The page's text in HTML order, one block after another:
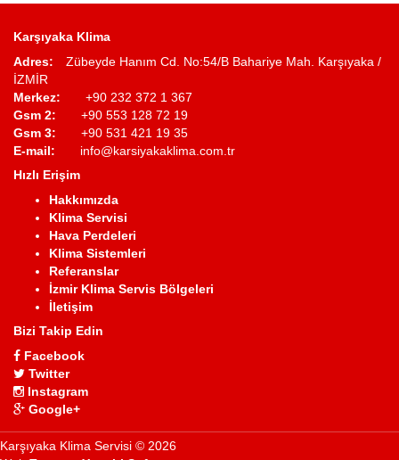
Karşıyaka Klima
Adres: Zübeyde Hanım Cd. No:54/B Bahariye Mah. Karşıyaka /
İZMİR
Merkez: +90 232 372 1 367
Gsm 2: +90 553 128 72 19
Gsm 3: +90 531 421 19 35
E-mail: info@karsiyakaklima.com.tr
Hızlı Erişim
Hakkımızda
Klima Servisi
Hava Perdeleri
Klima Sistemleri
Referanslar
İzmir Klima Servis Bölgeleri
İletişim
Bizi Takip Edin
Facebook
Twitter
Instagram
Google+
Karşıyaka Klima Servisi © 2026